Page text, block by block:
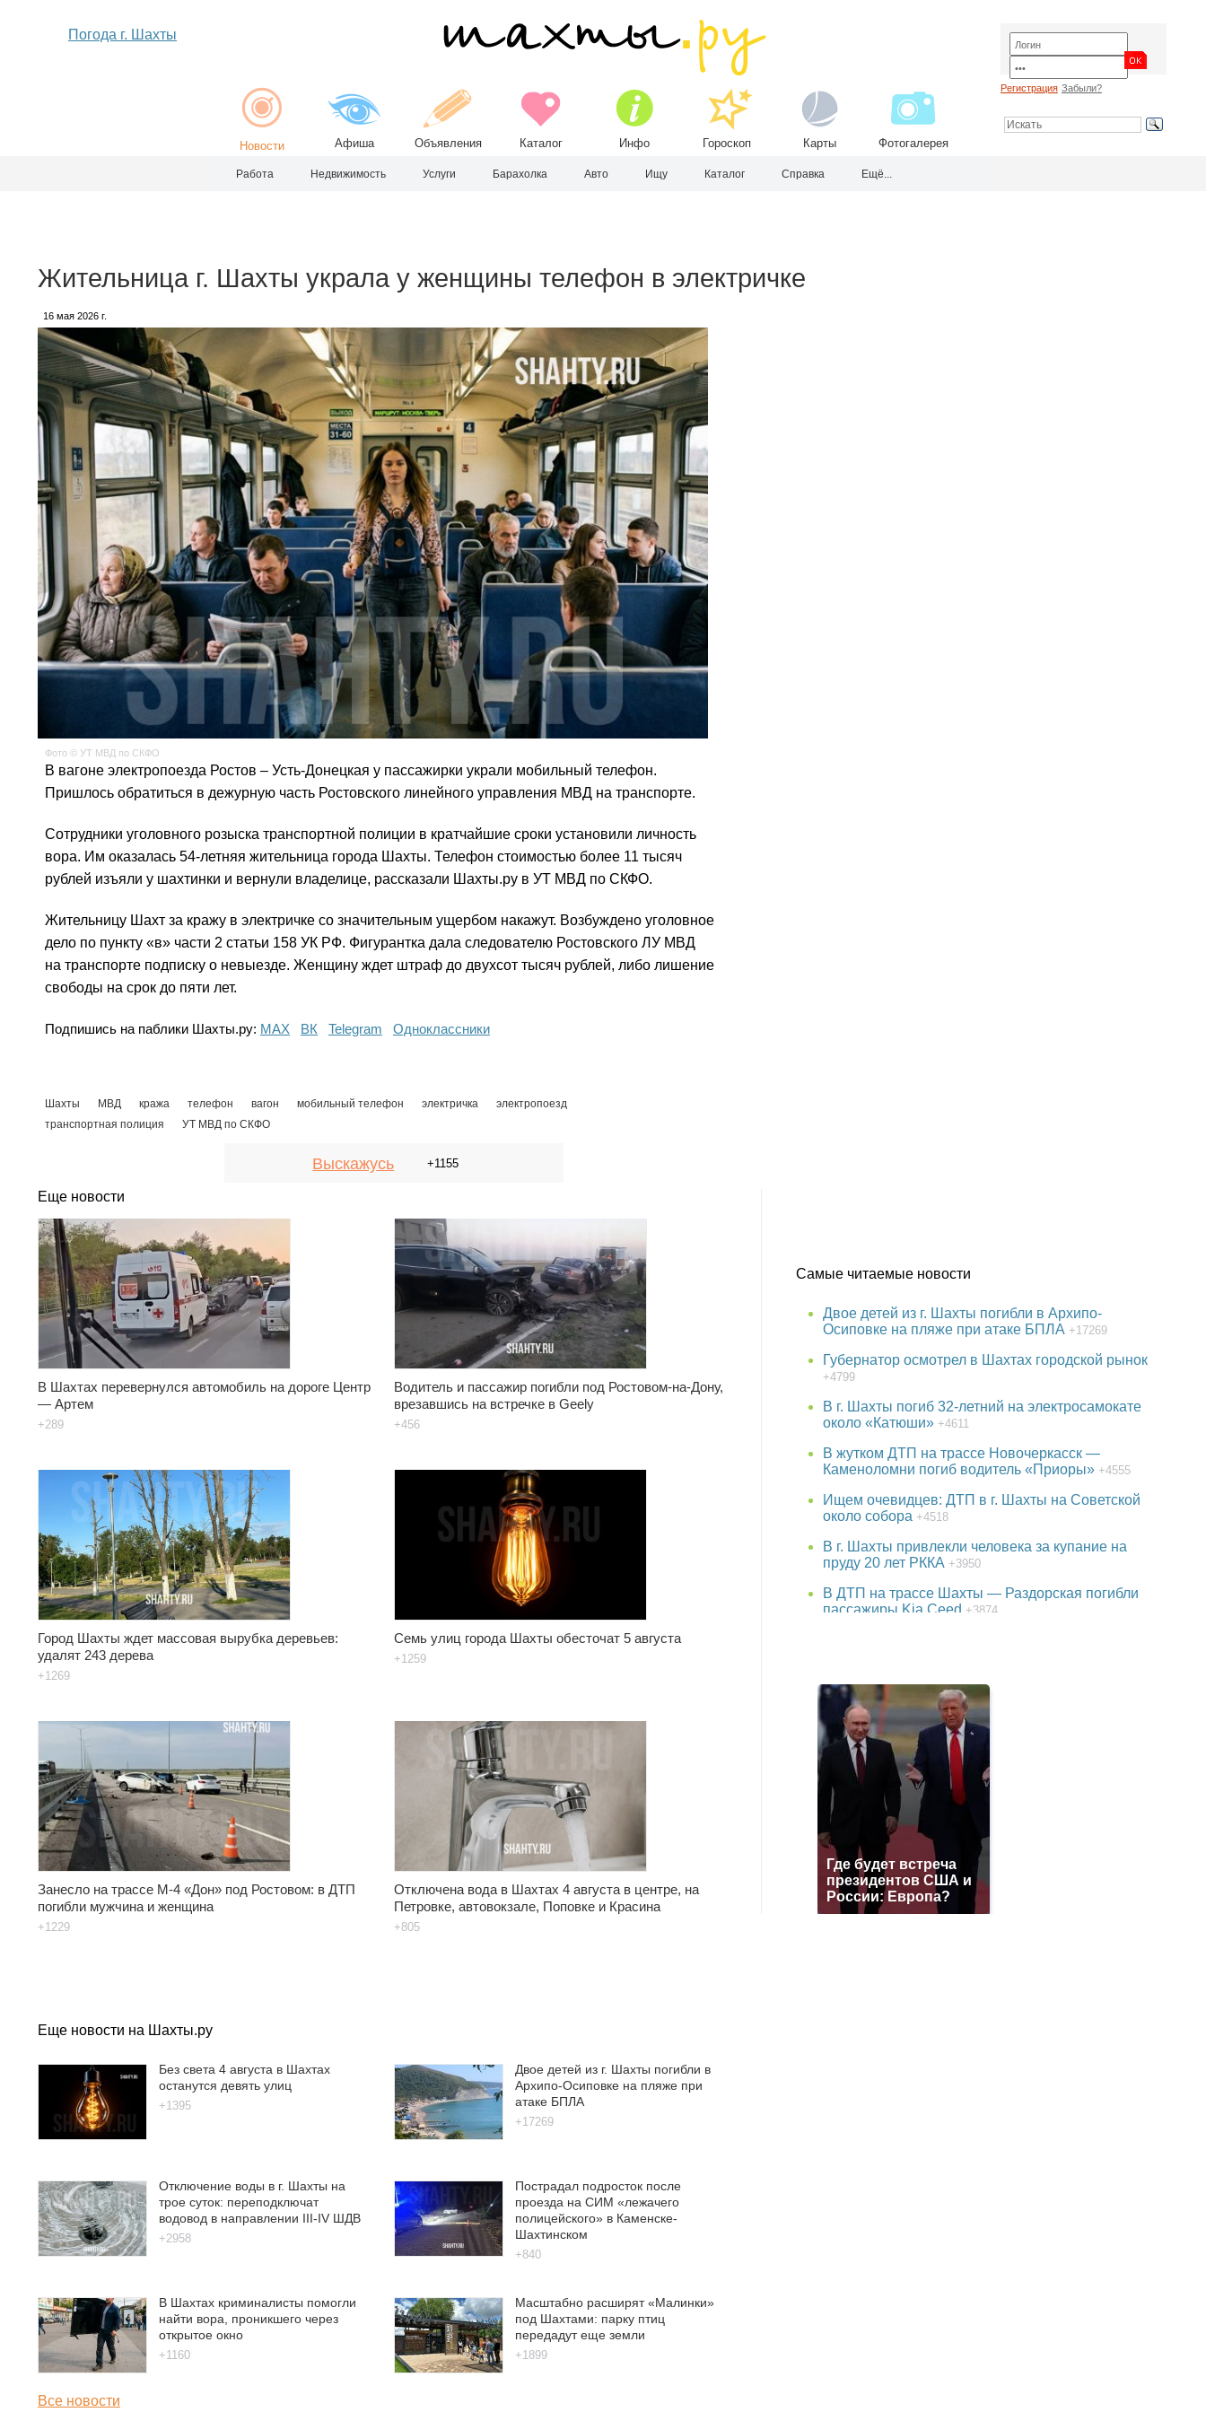
Погода г. Шахты
Новости Афиша Объявления Каталог Инфо Гороскоп Карты Фотогалерея
Регистрация Забыли?
Работа Недвижимость Услуги Барахолка Авто Ищу Каталог Справка Ещё...
Жительница г. Шахты украла у женщины телефон в электричке
16 мая 2026 г.
Фото © УТ МВД по СКФО
В вагоне электропоезда Ростов – Усть-Донецкая у пассажирки украли мобильный телефон.
Пришлось обратиться в дежурную часть Ростовского линейного управления МВД на транспорте.
Сотрудники уголовного розыска транспортной полиции в кратчайшие сроки установили личность
вора. Им оказалась 54-летняя жительница города Шахты. Телефон стоимостью более 11 тысяч
рублей изъяли у шахтинки и вернули владелице, рассказали Шахты.ру в УТ МВД по СКФО.
Жительницу Шахт за кражу в электричке со значительным ущербом накажут. Возбуждено уголовное
дело по пункту «в» части 2 статьи 158 УК РФ. Фигурантка дала следователю Ростовского ЛУ МВД
на транспорте подписку о невыезде. Женщину ждет штраф до двухсот тысяч рублей, либо лишение
свободы на срок до пяти лет.
Подпишись на паблики Шахты.ру: МАХ ВК Telegram Одноклассники
Шахты МВД кража телефон вагон мобильный телефон электричка
электропоезд
транспортная полиция
УТ МВД по СКФО
Выскажусь +1155
Еще новости
В Шахтах перевернулся автомобиль на дороге Центр
— Артем
+289
Водитель и пассажир погибли под Ростовом-на-Дону,
врезавшись на встречке в Geely
+456
Город Шахты ждет массовая вырубка деревьев:
удалят 243 дерева
+1269
Семь улиц города Шахты обесточат 5 августа
+1259
Занесло на трассе М-4 «Дон» под Ростовом: в ДТП
погибли мужчина и женщина
+1229
Отключена вода в Шахтах 4 августа в центре, на
Петровке, автовокзале, Поповке и Красина
+805
Еще новости на Шахты.ру
Без света 4 августа в Шахтах
останутся девять улиц
+1395
Двое детей из г. Шахты погибли в
Архипо-Осиповке на пляже при
атаке БПЛА
+17269
Отключение воды в г. Шахты на
трое суток: переподключат
водовод в направлении III-IV ШДВ
+2958
Пострадал подросток после
проезда на СИМ «лежачего
полицейского» в Каменске-
Шахтинском
+840
В Шахтах криминалисты помогли
найти вора, проникшего через
открытое окно
+1160
Масштабно расширят «Малинки»
под Шахтами: парку птиц
передадут еще земли
+1899
Все новости
Самые читаемые новости
Двое детей из г. Шахты погибли в Архипо-
Осиповке на пляже при атаке БПЛА +17269
Губернатор осмотрел в Шахтах городской рынок
+4799
В г. Шахты погиб 32-летний на электросамокате
около «Катюши» +4611
В жутком ДТП на трассе Новочеркасск —
Каменоломни погиб водитель «Приоры» +4555
Ищем очевидцев: ДТП в г. Шахты на Советской
около собора +4518
В г. Шахты привлекли человека за купание на
пруду 20 лет РККА +3950
В ДТП на трассе Шахты — Раздорская погибли
пассажиры Kia Ceed +3874
38-летняя женщина пропала в Ростове-на-Дону
+3741
Детская шалость обернулась гибелью школьника
в Ростовской области
Утонул в аквапарке 3-летний малыш в Батайске
в Ростовской области
Про убытки жителей г. Шахты из-за проблем с
электричеством +3061
В г. Шахты погиб 26-летний мотоциклист на
мотоцикле FX MOTO +3053
Где будет встреча
президентов США и
России: Европа?